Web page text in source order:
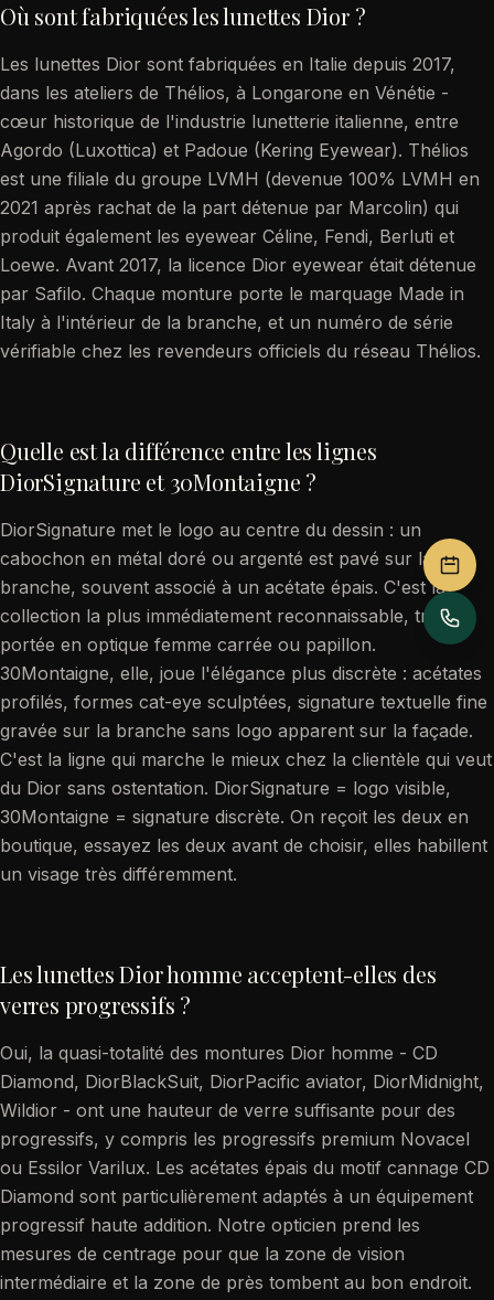
Où sont fabriquées les lunettes Dior ?
Les lunettes Dior sont fabriquées en Italie depuis 2017,
dans les ateliers de Thélios, à Longarone en Vénétie -
cœur historique de l'industrie lunetterie italienne, entre
Agordo (Luxottica) et Padoue (Kering Eyewear). Thélios
est une filiale du groupe LVMH (devenue 100% LVMH en
2021 après rachat de la part détenue par Marcolin) qui
produit également les eyewear Céline, Fendi, Berluti et
Loewe. Avant 2017, la licence Dior eyewear était détenue
par Safilo. Chaque monture porte le marquage Made in
Italy à l'intérieur de la branche, et un numéro de série
vérifiable chez les revendeurs officiels du réseau Thélios.
Quelle est la différence entre les lignes
DiorSignature et 30Montaigne ?
DiorSignature met le logo au centre du dessin : un
cabochon en métal doré ou argenté est pavé sur la
branche, souvent associé à un acétate épais. C'est la
collection la plus immédiatement reconnaissable, très
portée en optique femme carrée ou papillon.
30Montaigne, elle, joue l'élégance plus discrète : acétates
profilés, formes cat-eye sculptées, signature textuelle fine
gravée sur la branche sans logo apparent sur la façade.
C'est la ligne qui marche le mieux chez la clientèle qui veut
du Dior sans ostentation. DiorSignature = logo visible,
30Montaigne = signature discrète. On reçoit les deux en
boutique, essayez les deux avant de choisir, elles habillent
un visage très différemment.
Les lunettes Dior homme acceptent-elles des
verres progressifs ?
Oui, la quasi-totalité des montures Dior homme - CD
Diamond, DiorBlackSuit, DiorPacific aviator, DiorMidnight,
Wildior - ont une hauteur de verre suffisante pour des
progressifs, y compris les progressifs premium Novacel
ou Essilor Varilux. Les acétates épais du motif cannage CD
Diamond sont particulièrement adaptés à un équipement
progressif haute addition. Notre opticien prend les
mesures de centrage pour que la zone de vision
intermédiaire et la zone de près tombent au bon endroit.